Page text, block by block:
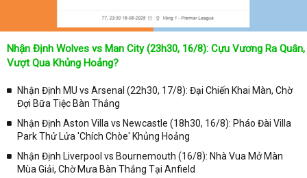
Nhận Định Wolves vs Man City (23h30, 16/8): Cựu Vương Ra Quân,
Vượt Qua Khủng Hoảng?
Nhận Định MU vs Arsenal (22h30, 17/8): Đại Chiến Khai Màn, Chờ
Đợi Bữa Tiệc Bàn Thắng
Nhận Định Aston Villa vs Newcastle (18h30, 16/8): Pháo Đài Villa
Park Thử Lửa 'Chích Chòe' Khủng Hoảng
Nhận Định Liverpool vs Bournemouth (16/8): Nhà Vua Mở Màn
Mùa Giải, Chờ Mưa Bàn Thắng Tại Anfield